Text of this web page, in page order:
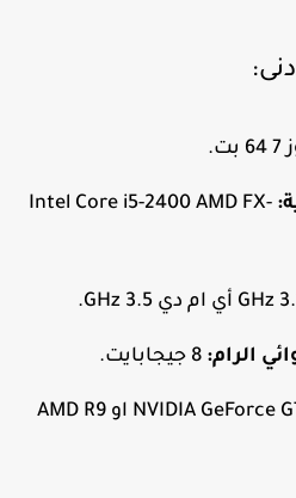
Intel Core i5-2400 AMD FX-
الرام:8 جيجابايت.
NVIDIA GeForce GTX 670 او AMD R9